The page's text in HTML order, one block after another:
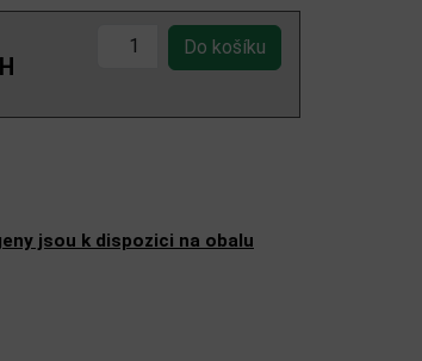
jsou k dispozici na obalu